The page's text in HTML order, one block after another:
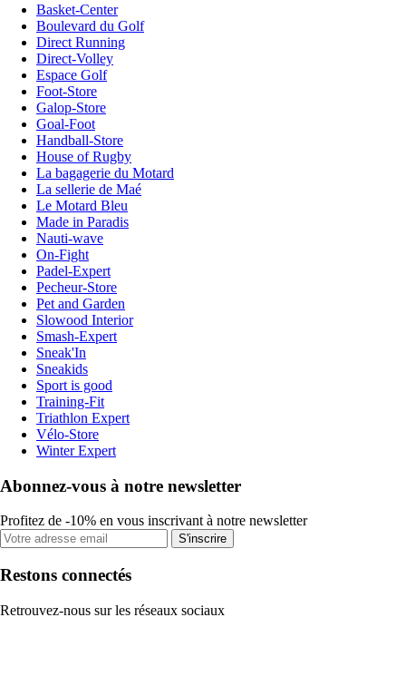
Basket-Center
Boulevard du Golf
Direct Running
Direct-Volley
Espace Golf
Foot-Store
Galop-Store
Goal-Foot
Handball-Store
House of Rugby
La bagagerie du Motard
La sellerie de Maé
Le Motard Bleu
Made in Paradis
Nauti-wave
On-Fight
Padel-Expert
Pecheur-Store
Pet and Garden
Slowood Interior
Smash-Expert
Sneak'In
Sneakids
Sport is good
Training-Fit
Triathlon Expert
Vélo-Store
Winter Expert
Abonnez-vous à notre newsletter
Profitez de -10% en vous inscrivant à notre newsletter
S'inscrire
Restons connectés
Retrouvez-nous sur les réseaux sociaux